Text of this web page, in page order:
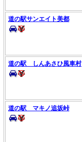
道の駅サンエイト美都
道の駅 しんあさひ風車村
道の駅 マキノ追坂峠